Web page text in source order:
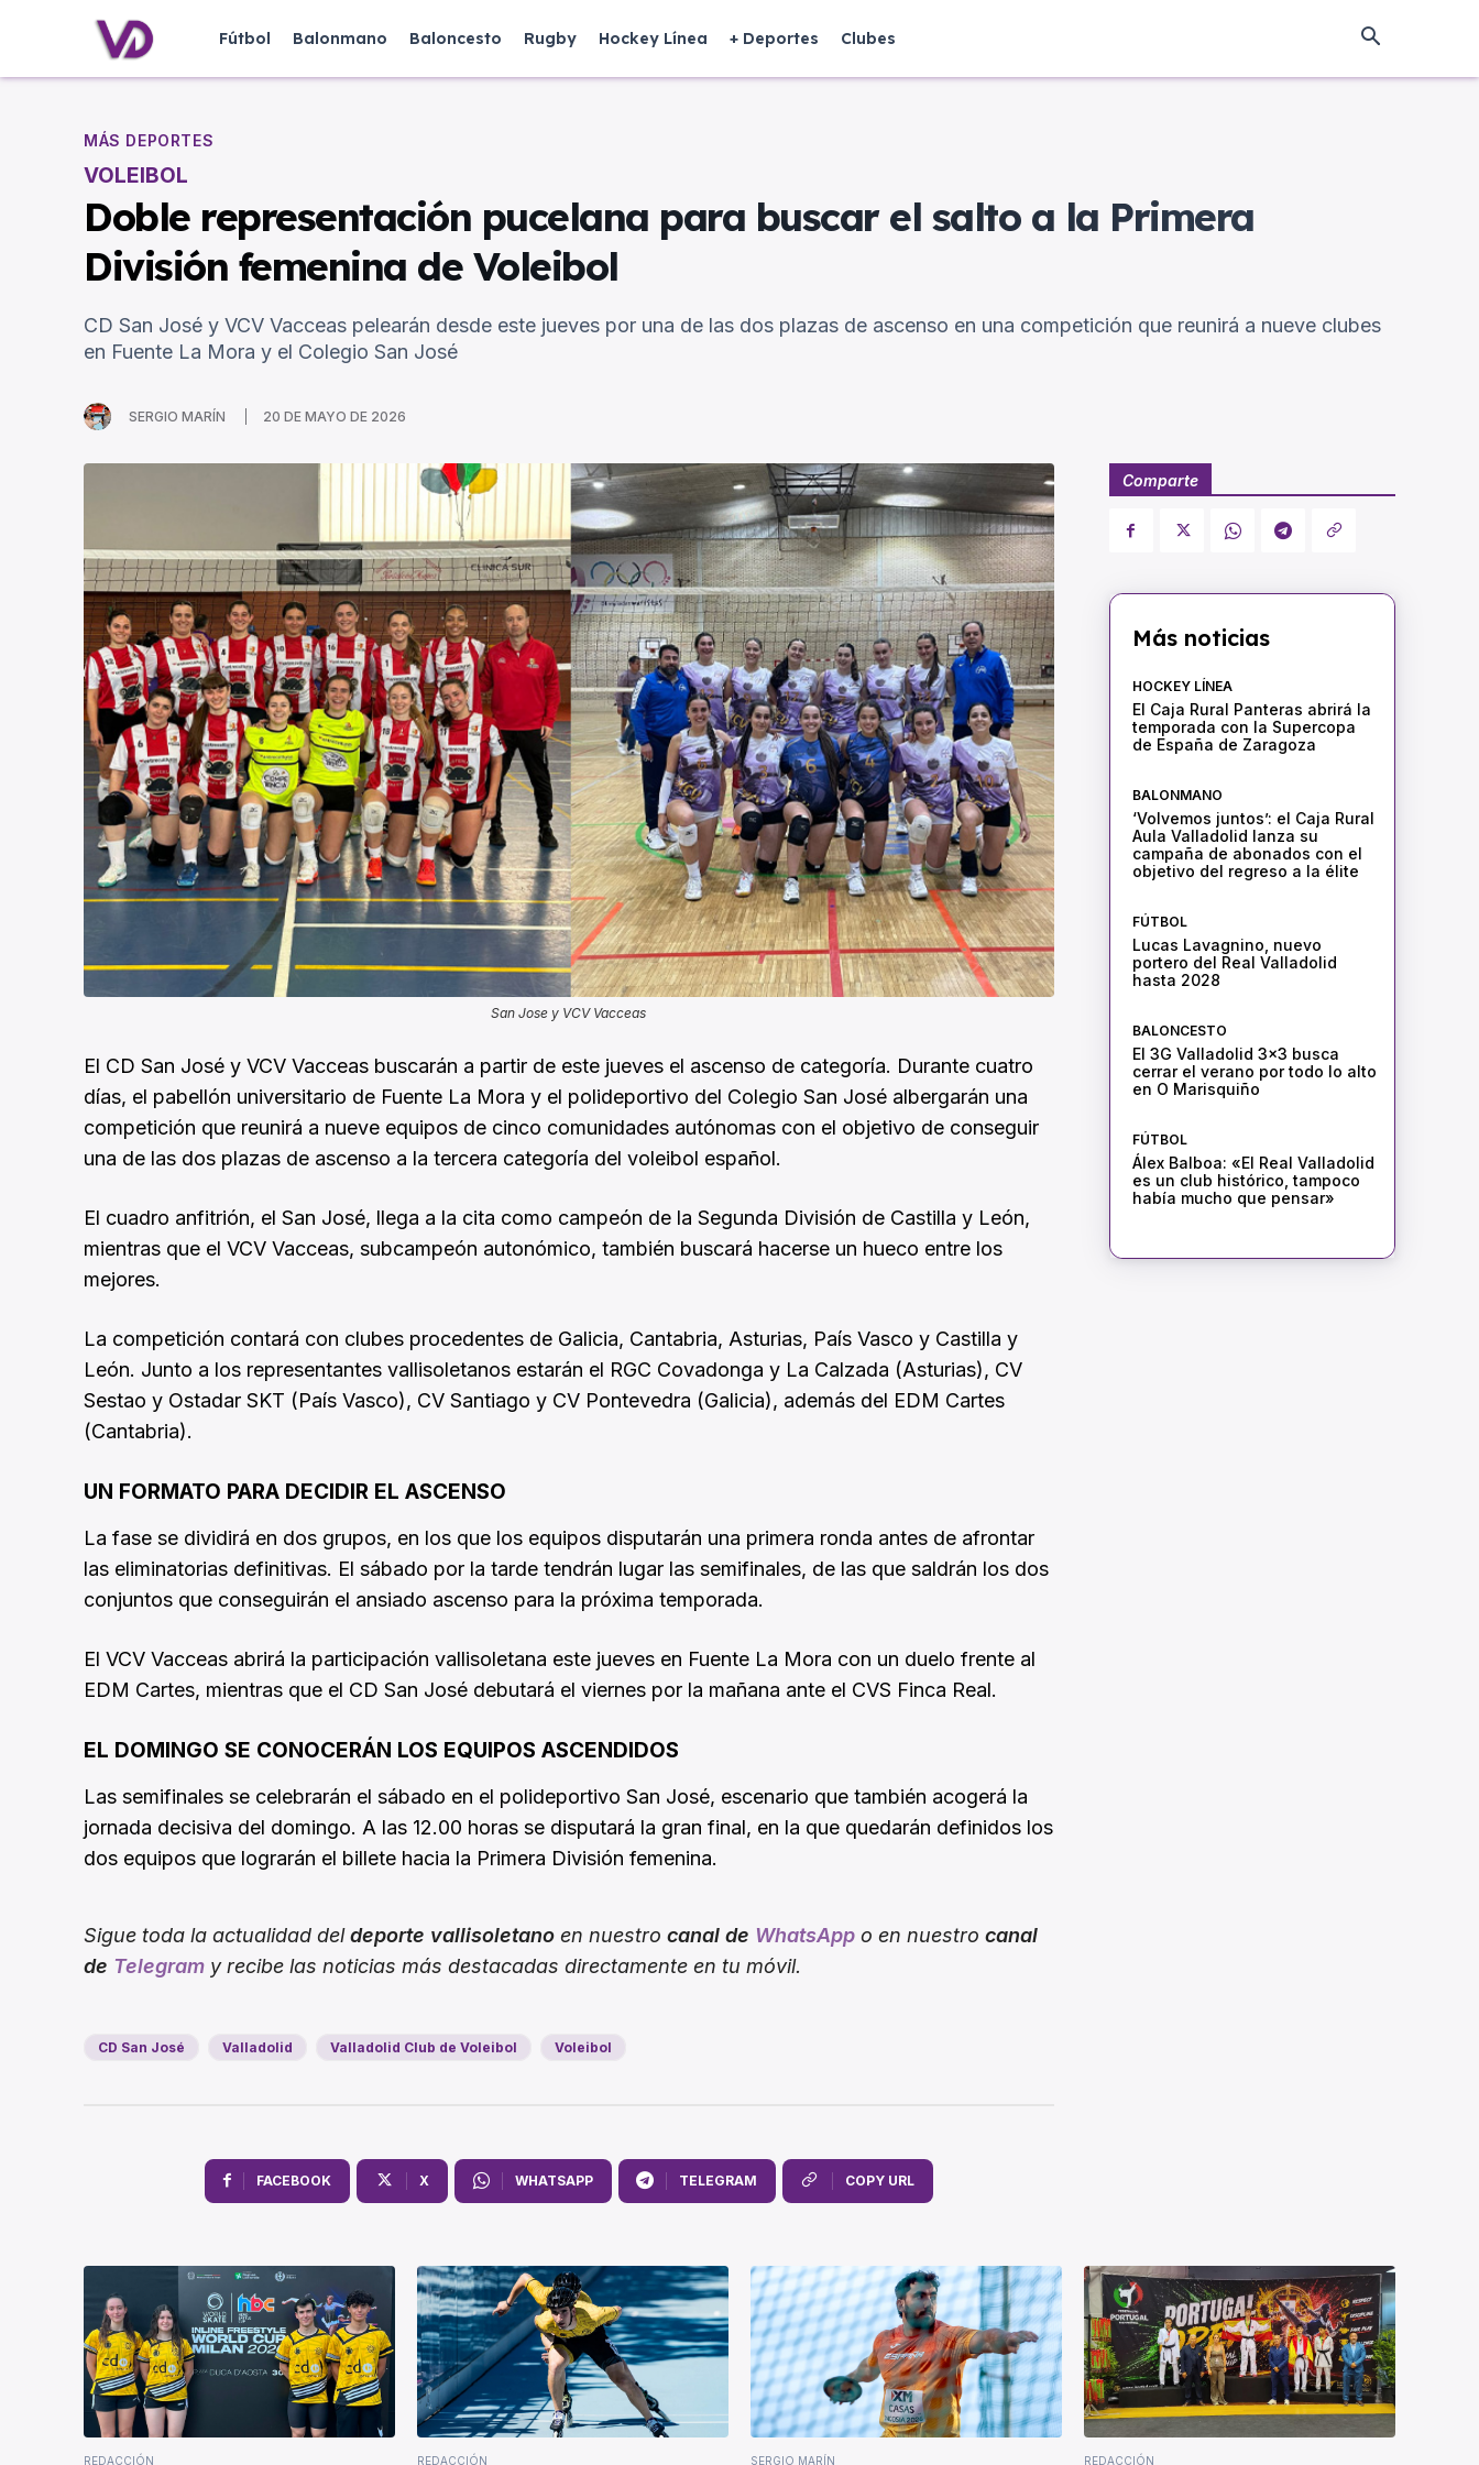
Fútbol Balonmano Baloncesto Rugby Hockey Línea + Deportes Clubes
MÁS DEPORTES
VOLEIBOL
Doble representación pucelana para buscar el salto a la Primera
División femenina de Voleibol
CD San José y VCV Vacceas pelearán desde este jueves por una de las dos plazas de ascenso en una competición que reunirá a nueve clubes
en Fuente La Mora y el Colegio San José
SERGIO MARÍN 20 DE MAYO DE 2026
San Jose y VCV Vacceas
El CD San José y VCV Vacceas buscarán a partir de este jueves el ascenso de categoría. Durante cuatro
días, el pabellón universitario de Fuente La Mora y el polideportivo del Colegio San José albergarán una
competición que reunirá a nueve equipos de cinco comunidades autónomas con el objetivo de conseguir
una de las dos plazas de ascenso a la tercera categoría del voleibol español.
El cuadro anfitrión, el San José, llega a la cita como campeón de la Segunda División de Castilla y León,
mientras que el VCV Vacceas, subcampeón autonómico, también buscará hacerse un hueco entre los
mejores.
La competición contará con clubes procedentes de Galicia, Cantabria, Asturias, País Vasco y Castilla y
León. Junto a los representantes vallisoletanos estarán el RGC Covadonga y La Calzada (Asturias), CV
Sestao y Ostadar SKT (País Vasco), CV Santiago y CV Pontevedra (Galicia), además del EDM Cartes
(Cantabria).
UN FORMATO PARA DECIDIR EL ASCENSO
La fase se dividirá en dos grupos, en los que los equipos disputarán una primera ronda antes de afrontar
las eliminatorias definitivas. El sábado por la tarde tendrán lugar las semifinales, de las que saldrán los dos
conjuntos que conseguirán el ansiado ascenso para la próxima temporada.
El VCV Vacceas abrirá la participación vallisoletana este jueves en Fuente La Mora con un duelo frente al
EDM Cartes, mientras que el CD San José debutará el viernes por la mañana ante el CVS Finca Real.
EL DOMINGO SE CONOCERÁN LOS EQUIPOS ASCENDIDOS
Las semifinales se celebrarán el sábado en el polideportivo San José, escenario que también acogerá la
jornada decisiva del domingo. A las 12.00 horas se disputará la gran final, en la que quedarán definidos los
dos equipos que lograrán el billete hacia la Primera División femenina.
Sigue toda la actualidad deldeporte vallisoletano en nuestro canal de WhatsApp o en nuestro canal
de Telegram y recibe las noticias más destacadas directamente en tu móvil.
CD San José Valladolid Valladolid Club de Voleibol Voleibol
FACEBOOK X WHATSAPP TELEGRAM COPY URL
Comparte
Más noticias
HOCKEY LÍNEA
El Caja Rural Panteras abrirá la
temporada con la Supercopa
de España de Zaragoza
BALONMANO
‘Volvemos juntos’: el Caja Rural
Aula Valladolid lanza su
campaña de abonados con el
objetivo del regreso a la élite
FÚTBOL
Lucas Lavagnino, nuevo
portero del Real Valladolid
hasta 2028
BALONCESTO
El 3G Valladolid 3×3 busca
cerrar el verano por todo lo alto
en O Marisquiño
FÚTBOL
Álex Balboa: «El Real Valladolid
es un club histórico, tampoco
había mucho que pensar»
REDACCIÓN REDACCIÓN SERGIO MARÍN REDACCIÓN